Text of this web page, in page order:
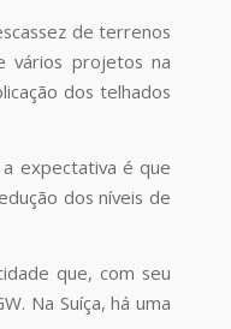
de terrenos
vários projetos na
dos telhados
expectativa é que
dos níveis de
que, com seu
Na Suíça, há uma